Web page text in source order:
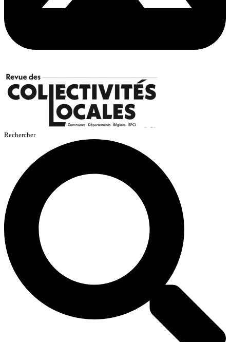
Rechercher